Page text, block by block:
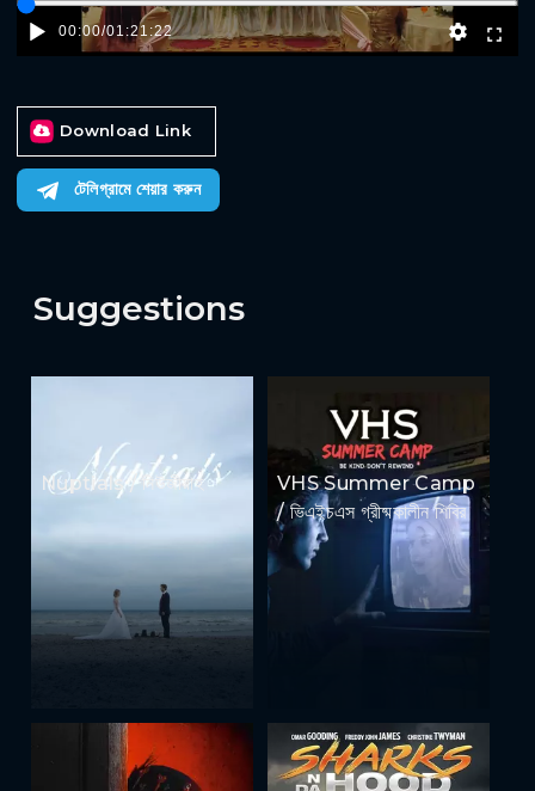
00:00/01:21:22
Download Link
টেলিগ্রামে শেয়ার করুন
Suggestions
Nuptials / নিউজীয়াহ
VHS Summer Camp
/ ভিএইচএস গ্রীষ্মকালীন শিবির